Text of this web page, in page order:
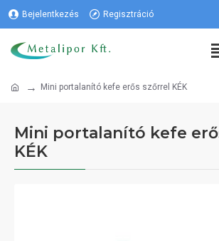
Bejelentkezés Regisztráció
Mini portalanító kefe erős szőrrel KÉK
Mini portalanító kefe
KÉK